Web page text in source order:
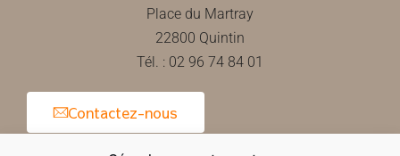
Place du Martray
22800 Quintin
Tél. : 02 96 74 84 01
Contactez-nous